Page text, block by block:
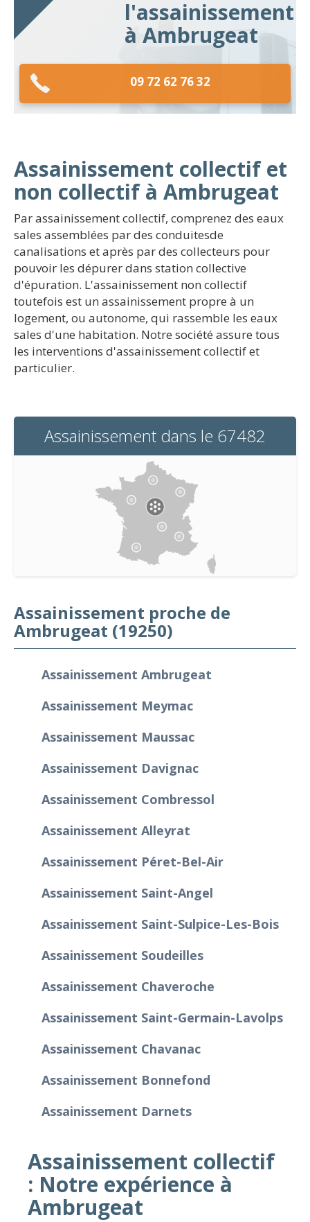
l'assainissement
à Ambrugeat
09 72 62 76 32
Assainissement collectif et
non collectif à Ambrugeat
Par assainissement collectif, comprenez des eaux
sales assemblées par des conduitesde
canalisations et après par des collecteurs pour
pouvoir les dépurer dans station collective
d'épuration. L'assainissement non collectif
toutefois est un assainissement propre à un
logement, ou autonome, qui rassemble les eaux
sales d'une habitation. Notre société assure tous
les interventions d'assainissement collectif et
particulier.
Assainissement dans le 67482
Assainissement proche de
Ambrugeat (19250)
Assainissement Ambrugeat
Assainissement Meymac
Assainissement Maussac
Assainissement Davignac
Assainissement Combressol
Assainissement Alleyrat
Assainissement Péret-Bel-Air
Assainissement Saint-Angel
Assainissement Saint-Sulpice-Les-Bois
Assainissement Soudeilles
Assainissement Chaveroche
Assainissement Saint-Germain-Lavolps
Assainissement Chavanac
Assainissement Bonnefond
Assainissement Darnets
Assainissement collectif
: Notre expérience à
Ambrugeat